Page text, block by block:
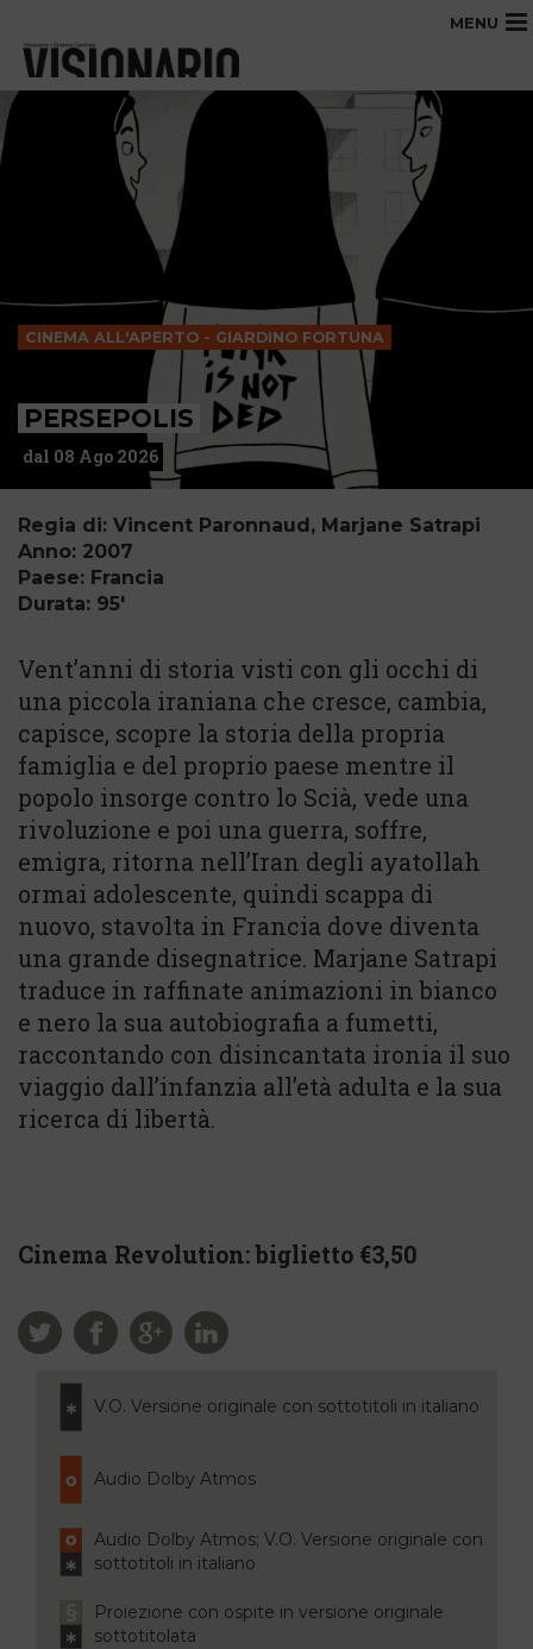
MENU
CINEMA ALL'APERTO - GIARDINO FORTUNA
PERSEPOLIS
dal 08 Ago 2026
Regia di: Vincent Paronnaud, Marjane Satrapi
Anno: 2007
Paese: Francia
Durata: 95'
Vent’anni di storia visti con gli occhi di
una piccola iraniana che cresce, cambia,
capisce, scopre la storia della propria
famiglia e del proprio paese mentre il
popolo insorge contro lo Scià, vede una
rivoluzione e poi una guerra, soffre,
emigra, ritorna nell’Iran degli ayatollah
ormai adolescente, quindi scappa di
nuovo, stavolta in Francia dove diventa
una grande disegnatrice. Marjane Satrapi
traduce in raffinate animazioni in bianco
e nero la sua autobiografia a fumetti,
raccontando con disincantata ironia il suo
viaggio dall’infanzia all’età adulta e la sua
ricerca di libertà.
Cinema Revolution: biglietto €3,50
V.O. Versione originale con sottotitoli in italiano
Audio Dolby Atmos
Audio Dolby Atmos; V.O. Versione originale con
sottotitoli in italiano
Proiezione con ospite in versione originale
sottotitolata